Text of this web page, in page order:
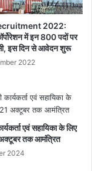
2022:
में इन 800 पदों पर
इस दिन से आवेदन शुरू
2022
एवं सहायिका के लिए
तक आमंत्रित
2024